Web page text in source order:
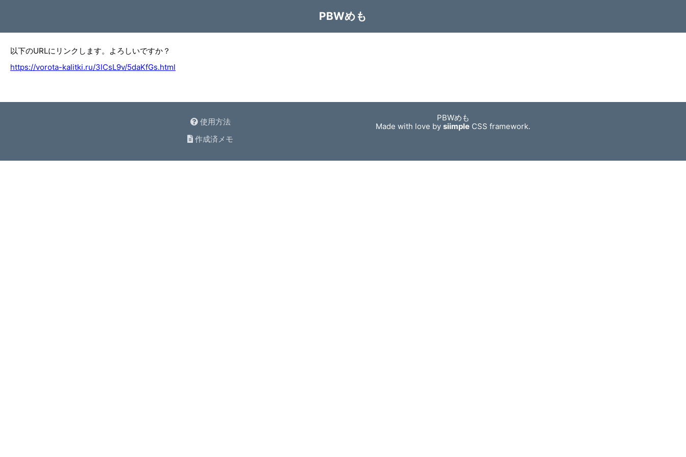
PBWめも
以下のURLにリンクします。よろしいですか？
https://vorota-kalitki.ru/3lCsL9v/5daKfGs.html
使用方法
作成済メモ
PBWめも
Made with love bysiimple CSS framework.